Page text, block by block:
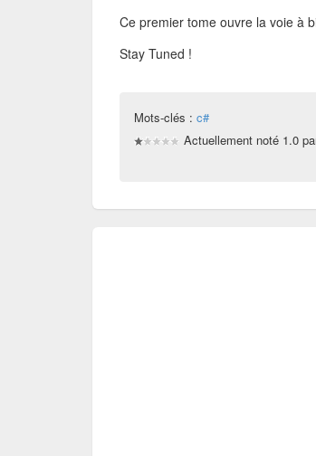
Ce premier tome ouvre la voie à
Stay Tuned !
Mots-clés : c#
Actuellement noté 1.0